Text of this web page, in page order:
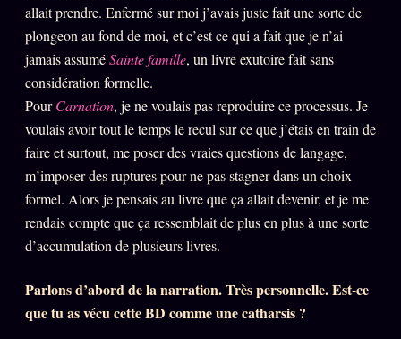
Compte Suspendu 2024
Les Limites
Le procès Brigitte Macron
Catalogue
Références
S'abonner GRATUIT
allait prendre. Enfermé sur moi j’avais juste fait une sorte de
plongeon au fond de moi, et c’est ce qui a fait que je n’ai
jamais assuméSainte famille, un livre exutoire fait sans
considération formelle.
PourCarnation, je ne voulais pas reproduire ce processus. Je
voulais avoir tout le temps le recul sur ce que j’étais en train de
faire et surtout, me poser des vraies questions de langage,
m’imposer des ruptures pour ne pas stagner dans un choix
formel. Alors je pensais au livre que ça allait devenir, et je me
rendais compte que ça ressemblait de plus en plus à une sorte
d’accumulation de plusieurs livres.
Parlons d’abord de la narration. Très personnelle. Est-ce
que tu as vécu cette BD comme une catharsis ?